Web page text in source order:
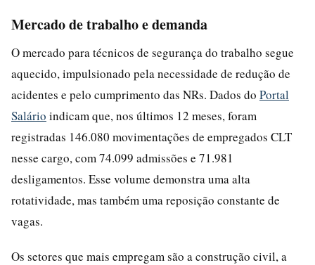
Mercado de trabalho e demanda
O mercado para técnicos de segurança do trabalho segue
aquecido, impulsionado pela necessidade de redução de
acidentes e pelo cumprimento das NRs. Dados do Portal
Salário indicam que, nos últimos 12 meses, foram
registradas 146.080 movimentações de empregados CLT
nesse cargo, com 74.099 admissões e 71.981
desligamentos. Esse volume demonstra uma alta
rotatividade, mas também uma reposição constante de
vagas.
Os setores que mais empregam são a construção civil, a